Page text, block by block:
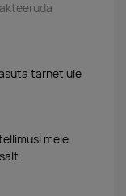
tarnet üle
meie